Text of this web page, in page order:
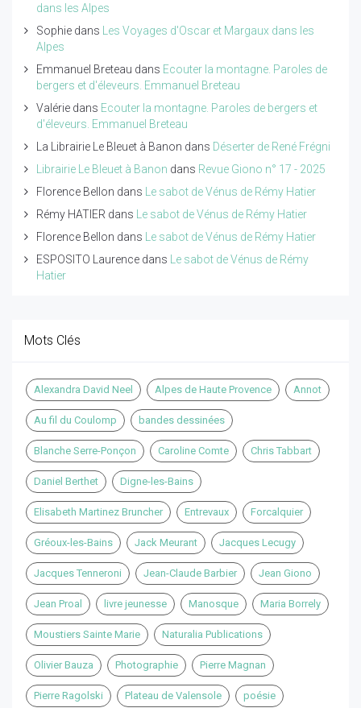
dans les Alpes
Sophie dans Les Voyages d'Oscar et Margaux dans les
Alpes
Emmanuel Breteau dans Ecouter la montagne. Paroles de
bergers et d'éleveurs. Emmanuel Breteau
Valérie dans Ecouter la montagne. Paroles de bergers et
d'éleveurs. Emmanuel Breteau
La Librairie Le Bleuet à Banon dans Déserter de René Frégni
Librairie Le Bleuet à Banon dans Revue Giono n° 17 - 2025
Florence Bellon dans Le sabot de Vénus de Rémy Hatier
Rémy HATIER dans Le sabot de Vénus de Rémy Hatier
Florence Bellon dans Le sabot de Vénus de Rémy Hatier
ESPOSITO Laurence dans Le sabot de Vénus de Rémy
Hatier
Mots Clés
Alexandra David Neel Alpes de Haute Provence Annot
Au fil du Coulomp bandes dessinées
Blanche Serre-Ponçon Caroline Comte Chris Tabbart
Daniel Berthet Digne-les-Bains
Elisabeth Martinez Bruncher Entrevaux Forcalquier
Gréoux-les-Bains Jack Meurant Jacques Lecugy
Jacques Tenneroni Jean-Claude Barbier Jean Giono
Jean Proal livre jeunesse Manosque Maria Borrely
Moustiers Sainte Marie Naturalia Publications
Olivier Bauza Photographie Pierre Magnan
Pierre Ragolski Plateau de Valensole poésie